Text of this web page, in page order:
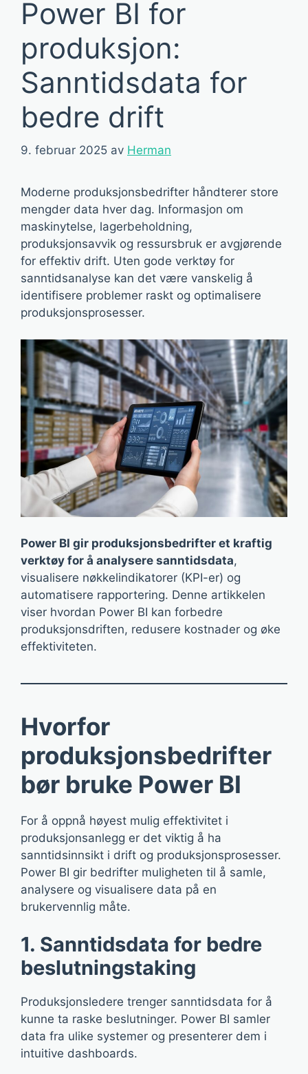
Power BI for
produksjon:
Sanntidsdata for
bedre drift
9. februar 2025 av Herman
Moderne produksjonsbedrifter håndterer store
mengder data hver dag. Informasjon om
maskinytelse, lagerbeholdning,
produksjonsavvik og ressursbruk er avgjørende
for effektiv drift. Uten gode verktøy for
sanntidsanalyse kan det være vanskelig å
identifisere problemer raskt og optimalisere
produksjonsprosesser.
Power BI gir produksjonsbedrifter et kraftig
verktøy for å analysere sanntidsdata,
visualisere nøkkelindikatorer (KPI-er) og
automatisere rapportering. Denne artikkelen
viser hvordan Power BI kan forbedre
produksjonsdriften, redusere kostnader og øke
effektiviteten.
Hvorfor
produksjonsbedrifter
bør bruke Power BI
For å oppnå høyest mulig effektivitet i
produksjonsanlegg er det viktig å ha
sanntidsinnsikt i drift og produksjonsprosesser.
Power BI gir bedrifter muligheten til å samle,
analysere og visualisere data på en
brukervennlig måte.
1. Sanntidsdata for bedre
beslutningstaking
Produksjonsledere trenger sanntidsdata for å
kunne ta raske beslutninger. Power BI samler
data fra ulike systemer og presenterer dem i
intuitive dashboards.